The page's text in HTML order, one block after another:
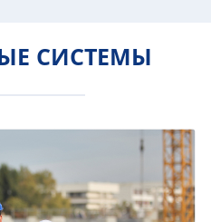
СИСТЕМЫ